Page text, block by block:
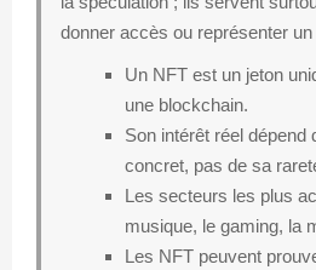
donner accès ou représenter un
Un NFT est un jeton
une blockchain.
Son intérêt réel dépend
concret, pas de sa
Les secteurs les plus
musique, le gaming, la
Les NFT peuvent